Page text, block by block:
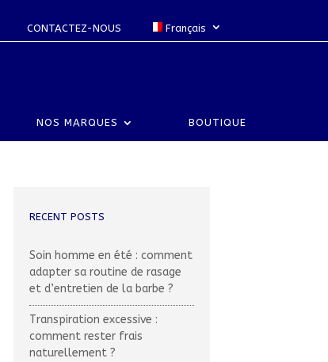
CONTACTEZ-NOUS Français
NOS MARQUES BOUTIQUE
RECENT POSTS
Soin homme en été : comment
adapter sa routine de rasage
et d’entretien de la barbe ?
Transpiration excessive :
comment rester frais
naturellement ?